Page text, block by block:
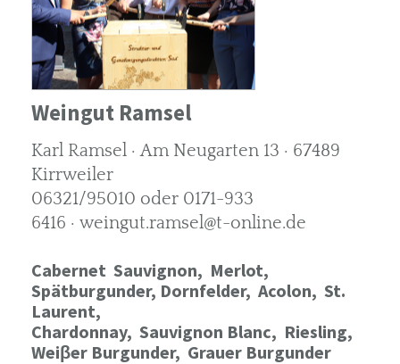
Weingut Ramsel
Karl Ramsel · Am Neugarten 13 · 67489
Kirrweiler
06321/95010 oder 0171-933
6416 · weingut.ramsel@t-online.de
Cabernet Sauvignon, Merlot,
Spätburgunder, Dornfelder, Acolon, St.
Laurent,
Chardonnay, Sauvignon Blanc, Riesling,
Weiβer Burgunder, Grauer Burgunder